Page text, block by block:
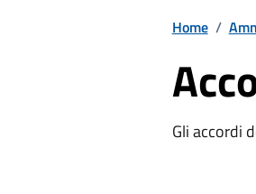
Home /
Gli accordi